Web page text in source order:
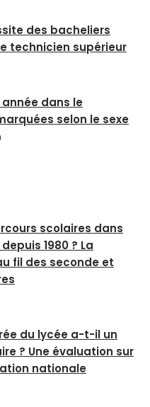
des bacheliers
technicien supérieur
dans le
selon le sexe
scolaires dans
1980 ? La
fil des seconde et
du lycée a-t-il un
? Une évaluation sur
nationale